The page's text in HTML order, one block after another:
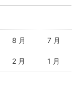
8 月 7 月
2 月 1 月